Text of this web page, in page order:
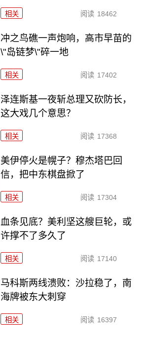
相关 阅读 18462
冲之鸟礁一声炮响，高市早苗的
\"岛链梦\"碎一地
相关 阅读 17402
泽连斯基一夜斩总理又砍防长，
这大戏几个意思？
相关 阅读 17368
美伊停火是幌子？穆杰塔巴回
信，把中东棋盘掀了
相关 阅读 17304
血条见底？美利坚这艘巨轮，或
许撑不了多久了
相关 阅读 17140
马科斯两线溃败：沙拉稳了，南
海牌被东大刺穿
相关 阅读 16397